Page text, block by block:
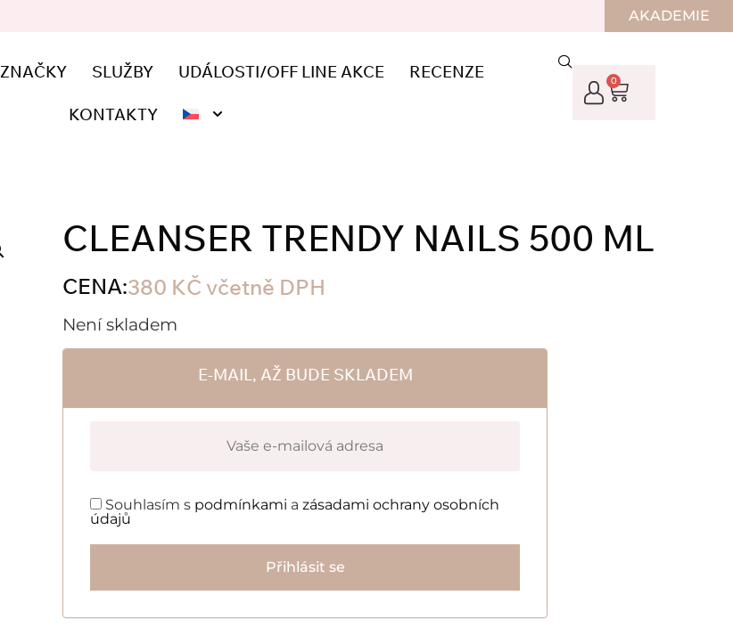
AKADEMIE
ZNAČKY SLUŽBY UDÁLOSTI/OFF LINE AKCE RECENZE
KONTAKTY
0
CLEANSER TRENDY NAILS 500 ML
CENA:380 KČ včetně DPH
Není skladem
E-MAIL, AŽ BUDE SKLADEM
Souhlasím s podmínkami a zásadami ochrany osobních
údajů
Přihlásit se